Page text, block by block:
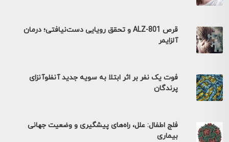
قرص ALZ-801 و تحقق رویایی دست‌نیافتی؛ درمان
آلزایمر
فوت یک نفر بر اثر ابتلا به سویه جدید آنفلوآنزای
پرندگان
فلج اطفال: علل، راه‌های پیشگیری و وضعیت جهانی
بیماری